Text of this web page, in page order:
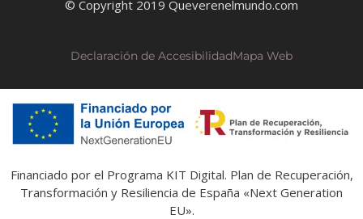
© Copyright 2019 Queverenelmundo.com
Declaración de AccesibilidadMapa Web
Financiado por el Programa KIT Digital. Plan de Recuperación,
Transformación y Resiliencia de España «Next Generation
EU».